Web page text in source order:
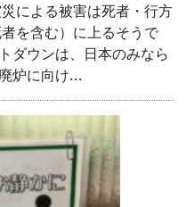
よる被害は死者・行方
を含む）に上るそうで
ダウンは、日本のみなら
炉に向け...